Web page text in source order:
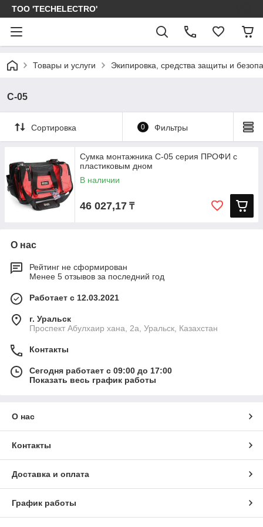
ТОО 'TECHELECTRO'
Товары и услуги Экипировка, средства защиты и
С-05
Сортировка 0 Фильтры
Сумка монтажника С-05 серия ПРОФИ с
пластиковым дном
В наличии
46 027,17 ₸
О нас
Рейтинг не сформирован
Менее 5 отзывов за последний год
Работает с 12.03.2021
г. Уральск
Проспект Абулхаир хана, 2а, Уральск, Казахстан
Контакты
Сегодня работает с 09:00 до 17:00
Показать весь график работы
О нас
Контакты
Доставка и оплата
График работы